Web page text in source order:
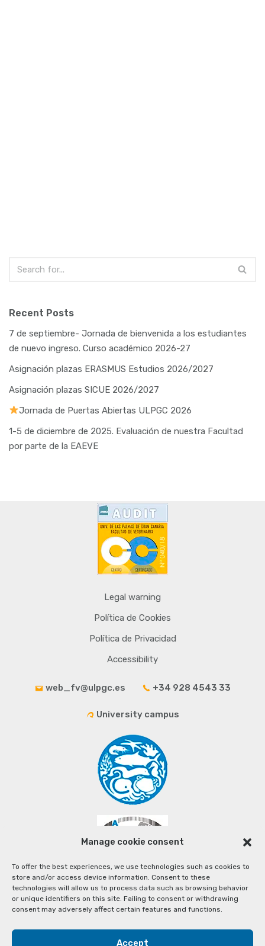
Manage cookie consent
To offer the best experiences, we use technologies such as cookies to
store and/or access device information. Consent to these
technologies will allow us to process data such as browsing behavior
or unique identifiers on this site. Failing to consent or withdrawing
consent may adversely affect certain features and functions.
Accept
Recent Posts
7 de septiembre- Jornada de bienvenida a los estudiantes
de nuevo ingreso. Curso académico 2026-27
Asignación plazas ERASMUS Estudios 2026/2027
Asignación plazas SICUE 2026/2027
Jornada de Puertas Abiertas ULPGC 2026
1-5 de diciembre de 2025. Evaluación de nuestra Facultad
por parte de la EAEVE
Legal warning
Política de Cookies
Política de Privacidad
Accessibility
web_fv@ulpgc.es +34 928 4543 33
University campus